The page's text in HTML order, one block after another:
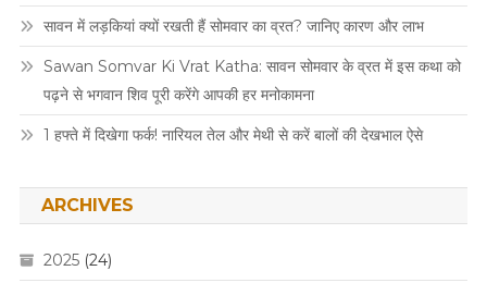
सावन में लड़कियां क्यों रखती हैं सोमवार का व्रत? जानिए कारण और लाभ
Sawan Somvar Ki Vrat Katha: सावन सोमवार के व्रत में इस कथा को
पढ़ने से भगवान शिव पूरी करेंगे आपकी हर मनोकामना
1 हफ्ते में दिखेगा फर्क! नारियल तेल और मेथी से करें बालों की देखभाल ऐसे
ARCHIVES
2025(24)